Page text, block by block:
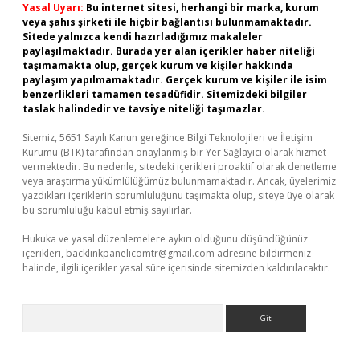
Yasal Uyarı: Bu internet sitesi, herhangi bir marka, kurum
veya şahıs şirketi ile hiçbir bağlantısı bulunmamaktadır.
Sitede yalnızca kendi hazırladığımız makaleler
paylaşılmaktadır. Burada yer alan içerikler haber niteliği
taşımamakta olup, gerçek kurum ve kişiler hakkında
paylaşım yapılmamaktadır. Gerçek kurum ve kişiler ile isim
benzerlikleri tamamen tesadüfidir. Sitemizdeki bilgiler
taslak halindedir ve tavsiye niteliği taşımazlar.
Sitemiz, 5651 Sayılı Kanun gereğince Bilgi Teknolojileri ve İletişim
Kurumu (BTK) tarafından onaylanmış bir Yer Sağlayıcı olarak hizmet
vermektedir. Bu nedenle, sitedeki içerikleri proaktif olarak denetleme
veya araştırma yükümlülüğümüz bulunmamaktadır. Ancak, üyelerimiz
yazdıkları içeriklerin sorumluluğunu taşımakta olup, siteye üye olarak
bu sorumluluğu kabul etmiş sayılırlar.
Hukuka ve yasal düzenlemelere aykırı olduğunu düşündüğünüz
içerikleri, backlinkpanelicomtr@gmail.com adresine bildirmeniz
halinde, ilgili içerikler yasal süre içerisinde sitemizden kaldırılacaktır.